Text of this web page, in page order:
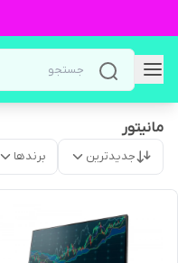
مانیتور
جدیدترین برندها